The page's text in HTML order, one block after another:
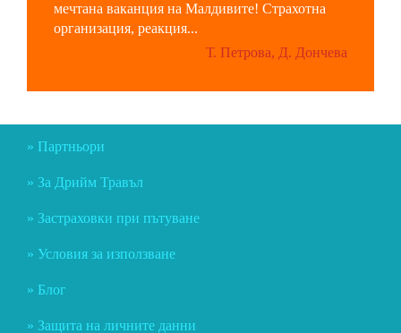
мечтана ваканция на Малдивите! Страхотна
организация, реакция...
Т. Петрова, Д. Дончева
Партньори
За Дрийм Травъл
Застраховки при пътуване
Условия за използване
Блог
Защита на личните данни